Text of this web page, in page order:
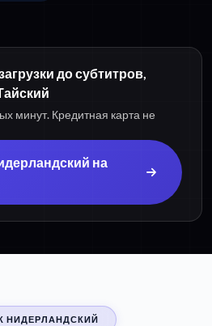
до субтитров,
минут. Кредитная карта не
на
НИДЕРЛАНДСКИЙ